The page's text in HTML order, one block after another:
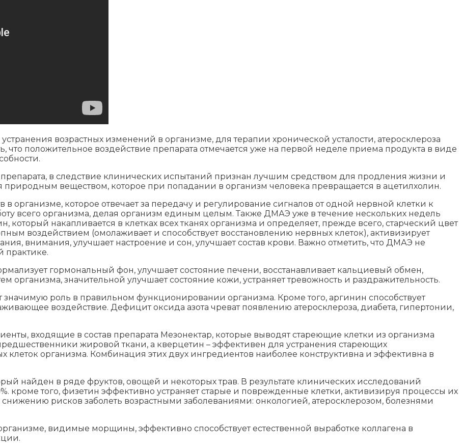
возрастных изменений в организме, для терапии хронической усталости, атеросклероза
что положительное воздействие препарата отмечается уже на первой неделе приема продукта в виде
в следствие клинических испытаний признан лучшим средством для продления жизни и
веществом, которое при попадании в организм человека превращается в ацетилхолин.
в организме, которое отвечает за передачу и регулирование сигналов от одной нервной клетки к
всего организма, делая организм единым целым. Также ДМАЭ уже в течение нескольких недель
который накапливается в клетках всех тканях организма и определяет, прежде всего, старческий цвет
воздействием (омолаживает и способствует восстановлению нервных клеток), активизирует
внимания, улучшает настроение и сон, улучшает состав крови. Важно отметить, что ДМАЭ не
практике.
гормональный фон, улучшает состояние печени, восстанавливает кальциевый обмен,
значительной улучшает состояние кожи, устраняет тревожность и раздражительность.
значимую роль в правильном функционировании организма. Кроме того, аргинин способствует
воздействие. Дефицит оксида азота чреват появлению атеросклероза, диабета, гипертонии,
входящие в состав препарата Мезонектар, которые выводят стареющие клетки из организма
жировой ткани, а кверцетин – эффективен для устранения стареющих
клеток организма. Комбинация этих двух ингредиентов наиболее конструктивна и эффективна в
найден в ряде фруктов, овощей и некоторых трав. В результате клинических исследований
кроме того, физетин эффективно устраняет старые и поврежденные клетки, активизируя процессы их
рисков заболеть возрастными заболеваниями: онкологией, атеросклерозом, болезнями
видимые морщины, эффективно способствует естественной выработке коллагена в